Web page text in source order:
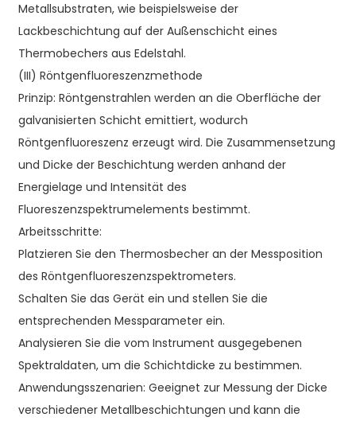
Metallsubstraten, wie beispielsweise der
Lackbeschichtung auf der Außenschicht eines
Thermobechers aus Edelstahl.
(III) Röntgenfluoreszenzmethode
Prinzip: Röntgenstrahlen werden an die Oberfläche der
galvanisierten Schicht emittiert, wodurch
Röntgenfluoreszenz erzeugt wird. Die Zusammensetzung
und Dicke der Beschichtung werden anhand der
Energielage und Intensität des
Fluoreszenzspektrumelements bestimmt.
Arbeitsschritte:
Platzieren Sie den Thermosbecher an der Messposition
des Röntgenfluoreszenzspektrometers.
Schalten Sie das Gerät ein und stellen Sie die
entsprechenden Messparameter ein.
Analysieren Sie die vom Instrument ausgegebenen
Spektraldaten, um die Schichtdicke zu bestimmen.
Anwendungsszenarien: Geeignet zur Messung der Dicke
verschiedener Metallbeschichtungen und kann die